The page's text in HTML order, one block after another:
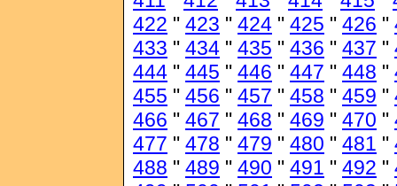
422 " 423 " 424 " 425 " 426 "
433 " 434 " 435 " 436 " 437 "
444 " 445 " 446 " 447 " 448 "
455 " 456 " 457 " 458 " 459 "
466 " 467 " 468 " 469 " 470 "
477 " 478 " 479 " 480 " 481 "
488 " 489 " 490 " 491 " 492 "